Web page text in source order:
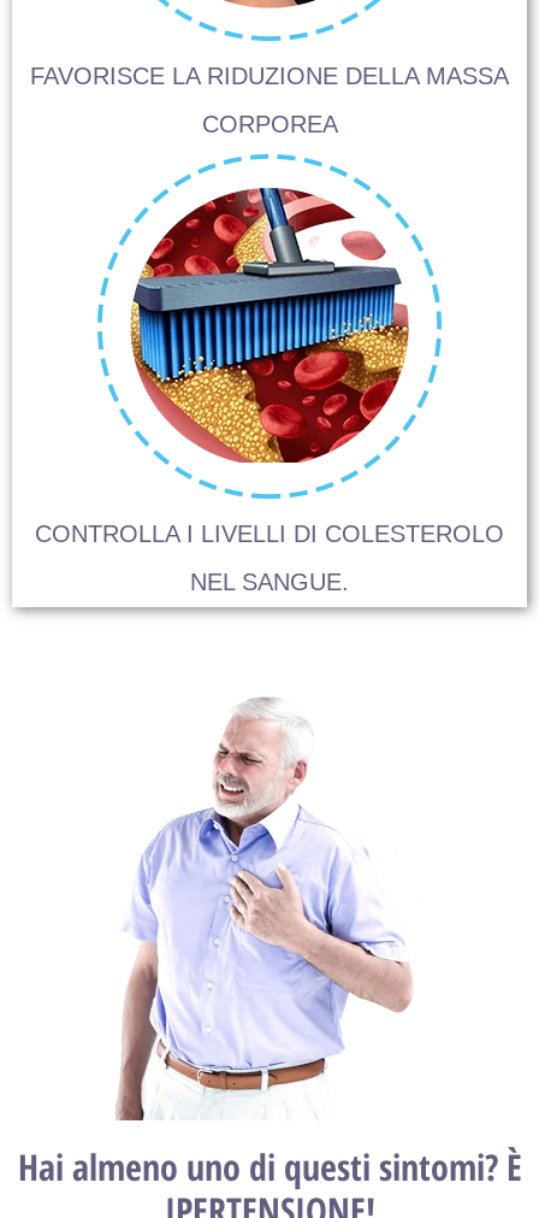
FAVORISCE LA RIDUZIONE DELLA MASSA
CORPOREA
CONTROLLA I LIVELLI DI COLESTEROLO
NEL SANGUE.
Hai almeno uno di questi sintomi? È